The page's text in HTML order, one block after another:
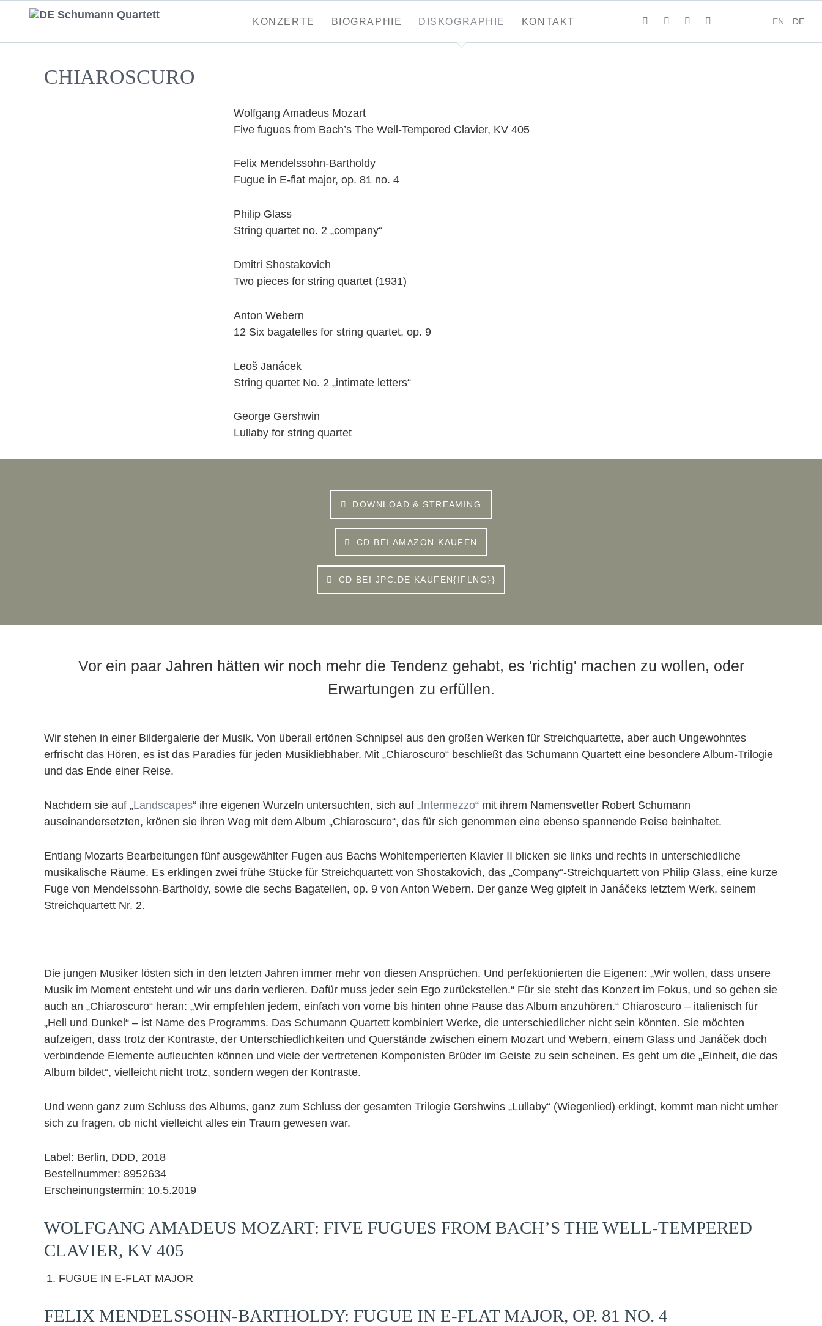
EN DE
überspringen
KONZERTE BIOGRAPHIE DISKOGRAPHIE KONTAKT
CHIAROSCURO
Wolfgang Amadeus Mozart
Five fugues from Bach’s The Well-Tempered Clavier, KV 405
Felix Mendelssohn-Bartholdy
Fugue in E-flat major, op. 81 no. 4
Philip Glass
String quartet no. 2 „company“
Dmitri Shostakovich
Two pieces for string quartet (1931)
Anton Webern
12 Six bagatelles for string quartet, op. 9
Leoš Janácek
String quartet No. 2 „intimate letters“
George Gershwin
Lullaby for string quartet
DOWNLOAD & STREAMING
CD BEI AMAZON KAUFEN
CD BEI JPC.DE KAUFEN{IFLNG}}
Vor ein paar Jahren hätten wir noch mehr die Tendenz gehabt, es 'richtig' machen zu wollen, oder
Erwartungen zu erfüllen.
Wir stehen in einer Bildergalerie der Musik. Von überall ertönen Schnipsel aus den großen Werken für Streichquartette, aber auch Ungewohntes
erfrischt das Hören, es ist das Paradies für jeden Musikliebhaber. Mit „Chiaroscuro“ beschließt das Schumann Quartett eine besondere Album-Trilogie
und das Ende einer Reise.
Nachdem sie auf „Landscapes“ ihre eigenen Wurzeln untersuchten, sich auf „Intermezzo“ mit ihrem Namensvetter Robert Schumann
auseinandersetzten, krönen sie ihren Weg mit dem Album „Chiaroscuro“, das für sich genommen eine ebenso spannende Reise beinhaltet.
Entlang Mozarts Bearbeitungen fünf ausgewählter Fugen aus Bachs Wohltemperierten Klavier II blicken sie links und rechts in unterschiedliche
musikalische Räume. Es erklingen zwei frühe Stücke für Streichquartett von Shostakovich, das „Company“-Streichquartett von Philip Glass, eine kurze
Fuge von Mendelssohn-Bartholdy, sowie die sechs Bagatellen, op. 9 von Anton Webern. Der ganze Weg gipfelt in Janáčeks letztem Werk, seinem
Streichquartett Nr. 2.
Die jungen Musiker lösten sich in den letzten Jahren immer mehr von diesen Ansprüchen. Und perfektionierten die Eigenen: „Wir wollen, dass unsere
Musik im Moment entsteht und wir uns darin verlieren. Dafür muss jeder sein Ego zurückstellen.“ Für sie steht das Konzert im Fokus, und so gehen sie
auch an „Chiaroscuro“ heran: „Wir empfehlen jedem, einfach von vorne bis hinten ohne Pause das Album anzuhören.“ Chiaroscuro – italienisch für
„Hell und Dunkel“ – ist Name des Programms. Das Schumann Quartett kombiniert Werke, die unterschiedlicher nicht sein könnten. Sie möchten
aufzeigen, dass trotz der Kontraste, der Unterschiedlichkeiten und Querstände zwischen einem Mozart und Webern, einem Glass und Janáček doch
verbindende Elemente aufleuchten können und viele der vertretenen Komponisten Brüder im Geiste zu sein scheinen. Es geht um die „Einheit, die das
Album bildet“, vielleicht nicht trotz, sondern wegen der Kontraste.
Und wenn ganz zum Schluss des Albums, ganz zum Schluss der gesamten Trilogie Gershwins „Lullaby“ (Wiegenlied) erklingt, kommt man nicht umher
sich zu fragen, ob nicht vielleicht alles ein Traum gewesen war.
Label: Berlin, DDD, 2018
Bestellnummer: 8952634
Erscheinungstermin: 10.5.2019
WOLFGANG AMADEUS MOZART: FIVE FUGUES FROM BACH’S THE WELL-TEMPERED
CLAVIER, KV 405
FUGUE IN E-FLAT MAJOR
FELIX MENDELSSOHN-BARTHOLDY: FUGUE IN E-FLAT MAJOR, OP. 81 NO. 4